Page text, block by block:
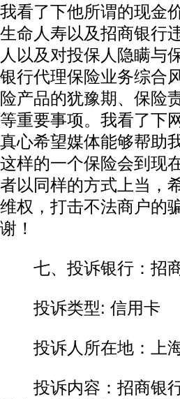
我看了下他所谓的现金
生命人寿以及招商银行
人以及对投保人隐瞒与
银行代理保险业务综合
险产品的犹豫期、保险
等重要事项。我看了下
真心希望媒体能够帮助
这样的一个保险会到现
者以同样的方式上当，
维权，打击不法商户的
谢！
七、投诉银行：招
投诉类型: 信用卡
投诉人所在地：上
投诉内容：招商银行